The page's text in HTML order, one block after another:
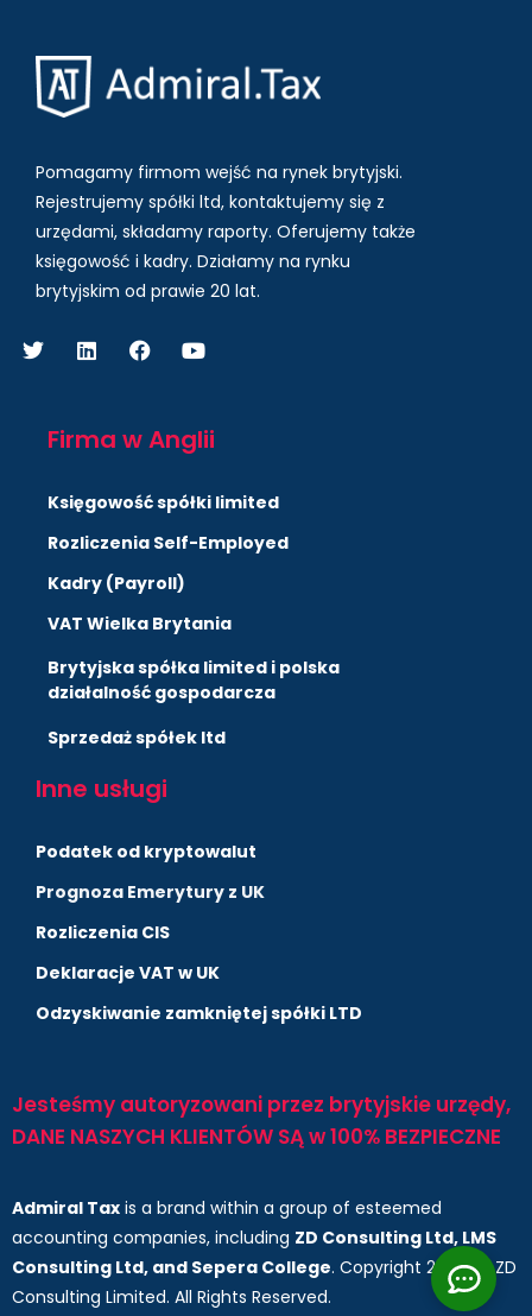
Pomagamy firmom wejść na rynek brytyjski.
Rejestrujemy spółki ltd, kontaktujemy się z
urzędami, składamy raporty. Oferujemy także
księgowość i kadry. Działamy na rynku
brytyjskim od prawie 20 lat.
Firma w Anglii
Księgowość spółki limited
Rozliczenia Self-Employed
Kadry (Payroll)
VAT Wielka Brytania
Brytyjska spółka limited i polska
działalność gospodarcza
Sprzedaż spółek ltd
Inne usługi
Podatek od kryptowalut
Prognoza Emerytury z UK
Rozliczenia CIS
Deklaracje VAT w UK
Odzyskiwanie zamkniętej spółki LTD
Jesteśmy autoryzowani przez brytyjskie urzędy,
DANE NASZYCH KLIENTÓW SĄ w 100% BEZPIECZNE
Admiral Tax is a brand within a group of esteemed
accounting companies, including ZD Consulting Ltd, LMS
Consulting Ltd, and Sepera College. Copyright 2025 by ZD
Consulting Limited. All Rights Reserved.